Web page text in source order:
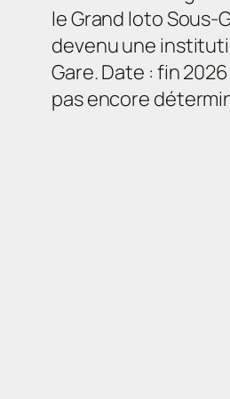
le Grand loto Sous-
devenu une
Gare. Date : fin
pas encore